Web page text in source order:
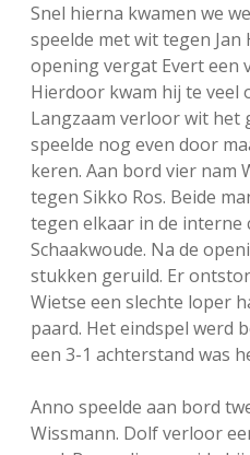
Snel hierna kwamen we
speelde met wit tegen
opening vergat Evert een
Hierdoor kwam hij te veel
Langzaam verloor wit het
speelde nog even door
keren. Aan bord vier nam
tegen Sikko Ros. Beide
tegen elkaar in de interne
Schaakwoude. Na de
stukken geruild. Er
Wietse een slechte loper
paard. Het eindspel werd
een 3-1 achterstand was
Anno speelde aan bord
Wissmann. Dolf verloor